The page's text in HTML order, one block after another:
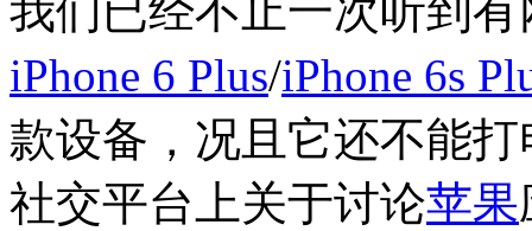
我们已经不止一次听到
iPhone 6 Plus/iPhone 6s
款设备，况且它还不能
社交平台上关于讨论苹果